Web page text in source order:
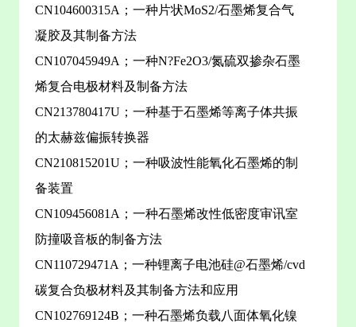
CN104600315A；一种片状MoS2/石墨烯复合气
凝胶及其制备方法
CN107045949A；一种N?Fe2O3/氮硫双掺杂石墨
烯复合电极材料及制备方法
CN213780417U；一种基于石墨烯等离子体共振
的太赫兹偏振转换器
CN210815201U；一种吸波性能氧化石墨烯的制
备装置
CN109456081A；一种石墨烯改性低密度审讯室
防撞吸音板的制备方法
CN110729471A；一种锂离子电池硅@石墨烯/cvd
碳复合负极材料及其制备方法和应用
CN102769124B；一种石墨烯负载八面体氧化镍